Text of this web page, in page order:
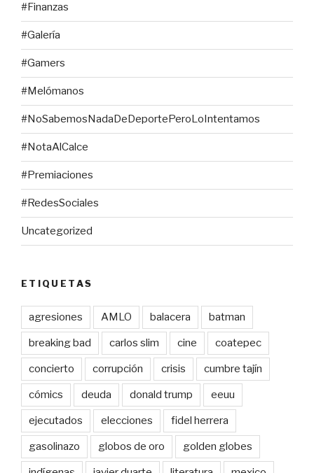
#Finanzas
#Galería
#Gamers
#Melómanos
#NoSabemosNadaDeDeportePeroLoIntentamos
#NotaAlCalce
#Premiaciones
#RedesSociales
Uncategorized
ETIQUETAS
agresiones AMLO balacera batman
breaking bad carlos slim cine coatepec
concierto corrupción crisis cumbre tajín
cómics deuda donald trump eeuu
ejecutados elecciones fidel herrera
gasolinazo globos de oro golden globes